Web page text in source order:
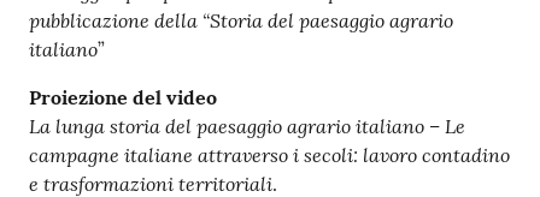
pubblicazione della “Storia del paesaggio agrario
italiano”
Proiezione del video
La lunga storia del paesaggio agrario italiano – Le
campagne italiane attraverso i secoli: lavoro contadino
e trasformazioni territoriali.